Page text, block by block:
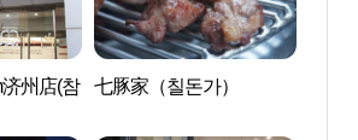
济州店(참
七豚家（칠돈가）